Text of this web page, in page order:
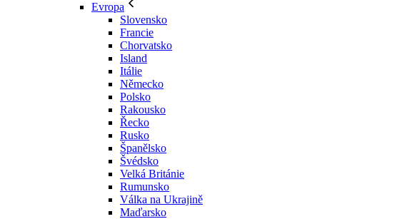
Evropa
Slovensko
Francie
Chorvatsko
Island
Itálie
Německo
Polsko
Rakousko
Řecko
Rusko
Španělsko
Švédsko
Velká Británie
Rumunsko
Válka na Ukrajině
Maďarsko